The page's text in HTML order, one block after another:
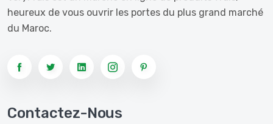
heureux de vous ouvrir les portes du plus grand marché
du Maroc.
Contactez-Nous